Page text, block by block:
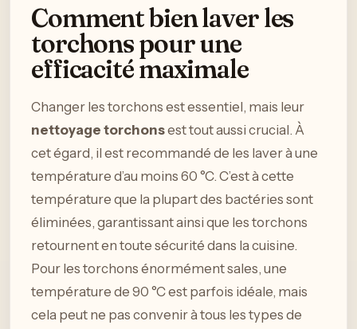
Comment bien laver les
torchons pour une
efficacité maximale
Changer les torchons est essentiel, mais leur
nettoyage torchonsest tout aussi crucial. À
cet égard, il est recommandé de les laver à une
température d’au moins 60 °C. C’est à cette
température que la plupart des bactéries sont
éliminées, garantissant ainsi que les torchons
retournent en toute sécurité dans la cuisine.
Pour les torchons énormément sales, une
température de 90 °C est parfois idéale, mais
cela peut ne pas convenir à tous les types de